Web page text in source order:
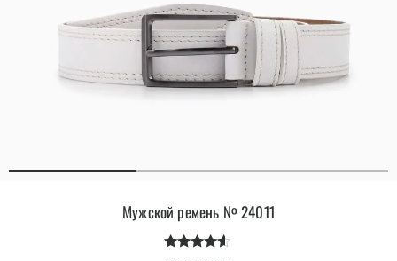
Мужской ремень № 24011